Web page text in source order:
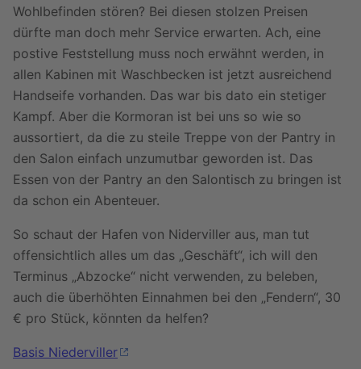
Wohlbefinden stören? Bei diesen stolzen Preisen
dürfte man doch mehr Service erwarten. Ach, eine
postive Feststellung muss noch erwähnt werden, in
allen Kabinen mit Waschbecken ist jetzt ausreichend
Handseife vorhanden. Das war bis dato ein stetiger
Kampf. Aber die Kormoran ist bei uns so wie so
aussortiert, da die zu steile Treppe von der Pantry in
den Salon einfach unzumutbar geworden ist. Das
Essen von der Pantry an den Salontisch zu bringen ist
da schon ein Abenteuer.
So schaut der Hafen von Niderviller aus, man tut
offensichtlich alles um das „Geschäft“, ich will den
Terminus „Abzocke“ nicht verwenden, zu beleben,
auch die überhöhten Einnahmen bei den „Fendern“, 30
€ pro Stück, könnten da helfen?
Basis Niederviller